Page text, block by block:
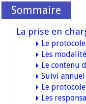
La prise en
Le
Les
Le contenu
Suivi
Le
Les